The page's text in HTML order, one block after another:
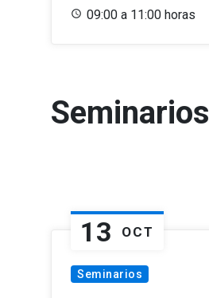
09:00 a 11:00 horas
Seminarios
13 OCT
Seminarios